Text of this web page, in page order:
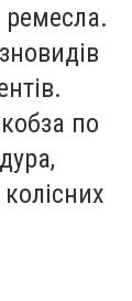
по